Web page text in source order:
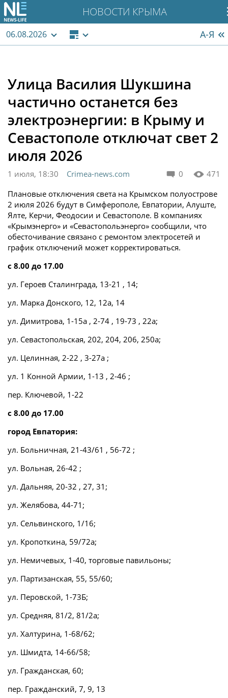
НОВОСТИ КРЫМА
06.08.2026 А-Я
Улица Василия Шукшина
частично останется без
электроэнергии: в Крыму и
Севастополе отключат свет 2
июля 2026
0 471
1 июля, 18:30
Crimea-news.com
Плановые отключения света на Крымском полуострове
2 июля 2026 будут в Симферополе, Евпатории, Алуште,
Ялте, Керчи, Феодосии и Севастополе. В компаниях
«Крымэнерго» и «Севастопольэнерго» сообщили, что
обесточивание связано с ремонтом электросетей и
график отключений может корректироваться.
с 8.00 до 17.00
ул. Героев Сталинграда, 13-21 , 14;
ул. Марка Донского, 12, 12а, 14
ул. Димитрова, 1-15а , 2-74 , 19-73 , 22а;
ул. Севастопольская, 202, 204, 206, 250а;
ул. Целинная, 2-22 , 3-27а ;
ул. 1 Конной Армии, 1-13 , 2-46 ;
пер. Ключевой, 1-22
с 8.00 до 17.00
город Евпатория:
ул. Больничная, 21-43/61 , 56-72 ;
ул. Вольная, 26-42 ;
ул. Дальняя, 20-32 , 27, 31;
ул. Желябова, 44-71;
ул. Сельвинского, 1/16;
ул. Кропоткина, 59/72а;
ул. Немичевых, 1-40, торговые павильоны;
ул. Партизанская, 55, 55/60;
ул. Перовской, 1-73Б;
ул. Средняя, 81/2, 81/2а;
ул. Халтурина, 1-68/62;
ул. Шмидта, 14-66/58;
ул. Гражданская, 60;
пер. Гражданский, 7, 9, 13